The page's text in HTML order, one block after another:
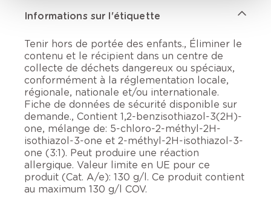
Informations sur l'étiquette
Tenir hors de portée des enfants., Éliminer le
contenu et le récipient dans un centre de
collecte de déchets dangereux ou spéciaux,
conformément à la réglementation locale,
régionale, nationale et/ou internationale.
Fiche de données de sécurité disponible sur
demande., Contient 1,2-benzisothiazol-3(2H)-
one, mélange de: 5-chloro-2-méthyl-2H-
isothiazol-3-one et 2-méthyl-2H-isothiazol-3-
one (3:1). Peut produire une réaction
allergique. Valeur limite en UE pour ce
produit (Cat. A/e): 130 g/l. Ce produit contient
au maximum 130 g/l COV.